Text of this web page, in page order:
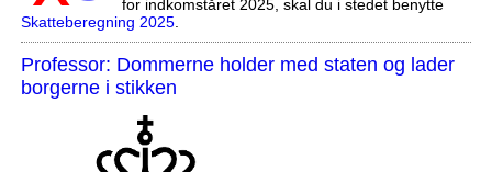
for indkomståret 2025, skal du i stedet benytte
Skatteberegning 2025.
Professor: Dommerne holder med staten og lader
borgerne i stikken